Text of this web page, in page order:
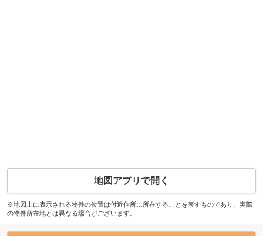
地図アプリで開く
※地図上に表示される物件の位置は付近住所に所在することを表すものであり、実際
の物件所在地とは異なる場合がございます。